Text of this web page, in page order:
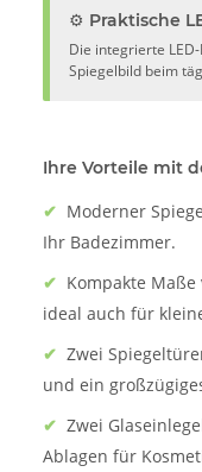
⚙️ Praktische
Die integrierte
Spiegelbild beim
Ihre Vorteile mit
✔ Moderner
Ihr Badezimmer.
✔ Kompakte Maße
ideal auch für
✔ Zwei
und ein
✔ Zwei
Ablagen für